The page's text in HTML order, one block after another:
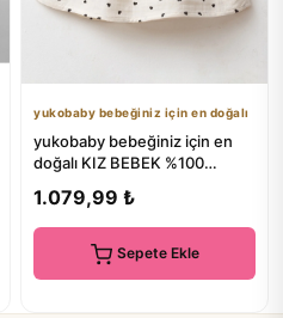
yukobaby bebeğiniz için en doğalı
yukobaby bebeğiniz için en
doğalı KIZ BEBEK %100
KALP...
1.079,99 ₺
Sepete Ekle